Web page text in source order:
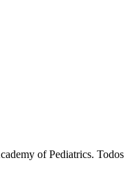
of Pediatrics. Todos